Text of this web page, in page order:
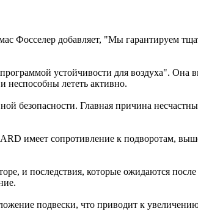
Фосселер добавляет, "Мы гарантируем
устойчивости для воздуха". Она
неспособны лететь активно.
безопасности. Главная причина
имеет сопротивление к подворотам,
и последствия, которые ожидаются
подвески, что приводит к